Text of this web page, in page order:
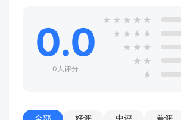
0.0
0人评分
★ ★ ★ ★ ★
★ ★ ★ ★
★ ★ ★
★ ★
★
全部 好评 中评 差评